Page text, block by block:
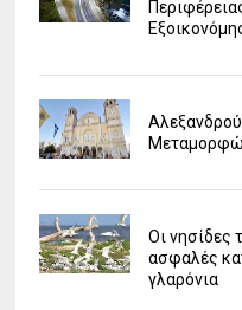
Οι νησίδες
ασφαλές
γλαρόνια